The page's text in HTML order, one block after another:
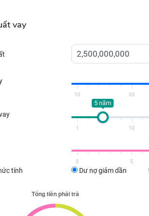
vay
10 33
5 năm
1 10
0 5
tính Dư nợ giảm dần